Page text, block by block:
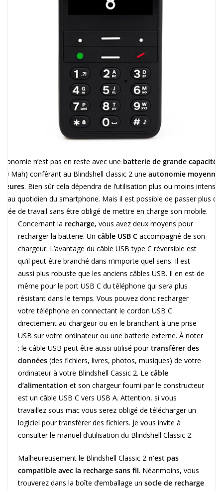
n’est pas en reste avec une batterie de grande capacité
Mah) conférant au Blindshell classic 2 uneautonomie moyenne
. Bien sûr cela dépendra de l’utilisation plus ou moins
au quotidien du smartphone. Mais il est possible de passer plus
de travail sans être obligé de mettre en charge son mobile.
Concernant la recharge, vous avez deux moyens pour
recharger la batterie. Un câble USB C accompagné de son
chargeur. L’avantage du câble USB type C réversible est
qu’il peut être branché dans n’importe quel sens. Il est
aussi plus robuste que les anciens câbles USB. Il en est de
même pour le port USB C du téléphone qui sera plus
résistant dans le temps. Vous pouvez donc recharger
votre téléphone en connectant le cordon USB C
directement au chargeur ou en le branchant à une prise
USB sur votre ordinateur ou une batterie externe. À noter
: le câble USB peut être aussi utilisé pourtransférer des
données (des fichiers, livres, photos, musiques) de votre
ordinateur à votre Blindshell Cassic 2. Le câble
d’alimentation et son chargeur fourni par le constructeur
est un câble USB C vers USB A. Attention, si vous
travaillez sous mac vous serez obligé de télécharger un
logiciel pour transférer des fichiers. Je vous invite à
consulter le manuel d’utilisation du Blindshell Classic 2.
Malheureusement le Blindshell Classic 2 n’est pas
compatible avec la recharge sans fil. Néanmoins, vous
trouverez dans la boîte d’emballage un socle de recharge